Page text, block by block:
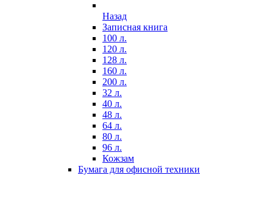
Назад
Записная книга
100 л.
120 л.
128 л.
160 л.
200 л.
32 л.
40 л.
48 л.
64 л.
80 л.
96 л.
Кожзам
Бумага для офисной техники